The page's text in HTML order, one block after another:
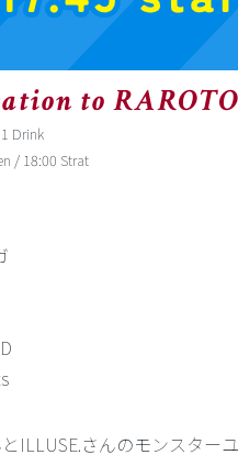
to
Drink
/ 18:00 Strat
ILLUSE.さんのモンスター